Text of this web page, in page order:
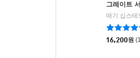
그레이트
매기 십스테
16,200원